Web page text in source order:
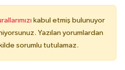
kabul etmiş bulunuyor
Yazılan yorumlardan
sorumlu tutulamaz.